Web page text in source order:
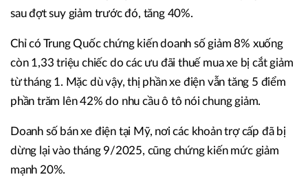
sau đợt suy giảm trước đó, tăng 40%.
Chỉ có Trung Quốc chứng kiến doanh số giảm 8% xuống
còn 1,33 triệu chiếc do các ưu đãi thuế mua xe bị cắt giảm
từ tháng 1. Mặc dù vậy, thị phần xe điện vẫn tăng 5 điểm
phần trăm lên 42% do nhu cầu ô tô nói chung giảm.
Doanh số bán xe điện tại Mỹ, nơi các khoản trợ cấp đã bị
dừng lại vào tháng 9/2025, cũng chứng kiến mức giảm
mạnh 20%.